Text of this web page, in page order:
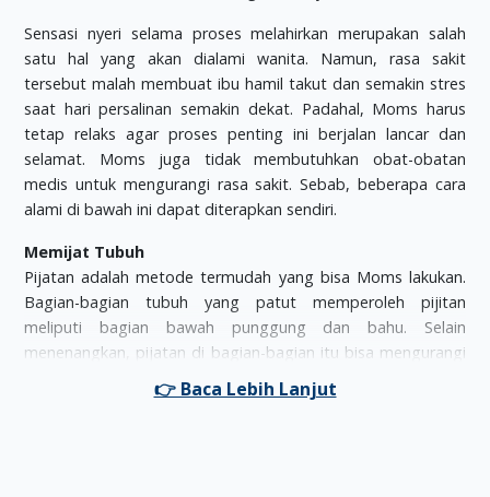
Sensasi nyeri selama proses melahirkan merupakan salah
satu hal yang akan dialami wanita. Namun, rasa sakit
tersebut malah membuat ibu hamil takut dan semakin stres
saat hari persalinan semakin dekat. Padahal, Moms harus
tetap relaks agar proses penting ini berjalan lancar dan
selamat. Moms juga tidak membutuhkan obat-obatan
medis untuk mengurangi rasa sakit. Sebab, beberapa cara
alami di bawah ini dapat diterapkan sendiri.
Memijat Tubuh
Pijatan adalah metode termudah yang bisa Moms lakukan.
Bagian-bagian tubuh yang patut memperoleh pijitan
meliputi bagian bawah punggung dan bahu. Selain
menenangkan, pijatan di bagian-bagian itu bisa mengurangi
memicu hormon endorfin untuk keluar dan membuat Moms